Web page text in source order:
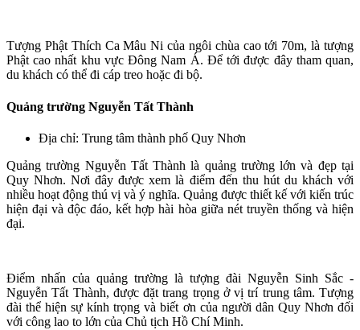
Tượng Phật Thích Ca Mâu Ni của ngôi chùa cao tới 70m, là tượng
Phật cao nhất khu vực Đông Nam Á. Để tới được đây tham quan,
du khách có thể đi cáp treo hoặc đi bộ.
Quảng trường Nguyễn Tất Thành
Địa chỉ: Trung tâm thành phố Quy Nhơn
Quảng trường Nguyễn Tất Thành là quảng trường lớn và đẹp tại
Quy Nhơn. Nơi đây được xem là điểm đến thu hút du khách với
nhiều hoạt động thú vị và ý nghĩa. Quảng được thiết kế với kiến trúc
hiện đại và độc đáo, kết hợp hài hòa giữa nét truyền thống và hiện
đại.
Điểm nhấn của quảng trường là tượng đài Nguyễn Sinh Sắc -
Nguyễn Tất Thành, được đặt trang trọng ở vị trí trung tâm. Tượng
đài thể hiện sự kính trọng và biết ơn của người dân Quy Nhơn đối
với công lao to lớn của Chủ tịch Hồ Chí Minh.